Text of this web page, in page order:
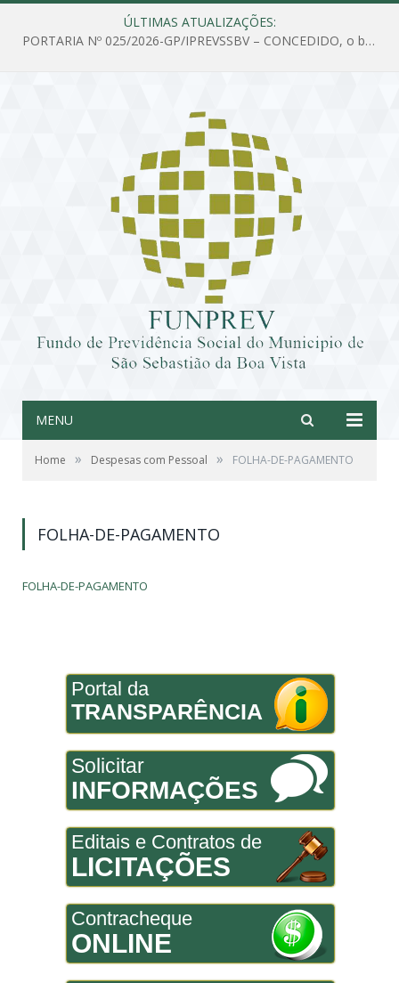
ÚLTIMAS ATUALIZAÇÕES:
PORTARIA Nº 025/2026-GP/IPREVSSBV – CONCEDIDO, o benefício de PENSÃO a MARIA ESTELA DOS SANTOS SOUZA
MENU
Home » Despesas com Pessoal » FOLHA-DE-PAGAMENTO
FOLHA-DE-PAGAMENTO
FOLHA-DE-PAGAMENTO
Portal da
TRANSPARÊNCIA
Solicitar
INFORMAÇÕES
Editais e Contratos de
LICITAÇÕES
Contracheque
ONLINE